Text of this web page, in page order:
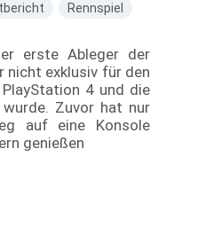
Rennspiel
erste Ableger der
nicht exklusiv für den
4 und die
Zuvor hat nur
auf eine Konsole
genießen